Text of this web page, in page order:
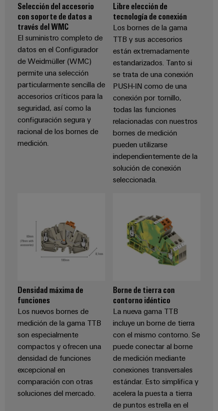
y
seguridad
para
las
redes
energéticas
modernas
Tratamiento
de
agua
y
tratamiento
de
agua
y
de
aguas
de
montaje
Guías
montadas
Cajas
modificadas
y
adaptadas
Montaje
personalizado
IoT
Centre
de producto
Conectividad
práctica para
tu industria.
Nuestras
novedades
para
Industrial
Connectivity.
Selección del accesorio
con soporte de datos a
través del WMC
El suministro completo de
datos en el Configurador
de Weidmüller (WMC)
permite una selección
particularmente sencilla de
accesorios críticos para la
seguridad, así como la
configuración segura y
racional de los bornes de
medición.
Libre elección de
tecnología de conexión
Los bornes de la gama
TTB y sus accesorios
están extremadamente
estandarizados. Tanto si
se trata de una conexión
PUSH-IN como de una
conexión por tornillo,
todas las funciones
relacionadas con nuestros
bornes de medición
pueden utilizarse
independientemente de la
solución de conexión
seleccionada.
Densidad máxima de
funciones
Los nuevos bornes de
medición de la gama TTB
son especialmente
compactos y ofrecen una
densidad de funciones
excepcional en
comparación con otras
soluciones del mercado.
Borne de tierra con
contorno idéntico
La nueva gama TTB
incluye un borne de tierra
con el mismo contorno. Se
puede conectar al borne
de medición mediante
conexiones transversales
estándar. Esto simplifica y
acelera la puesta a tierra
de puntos estrella en el